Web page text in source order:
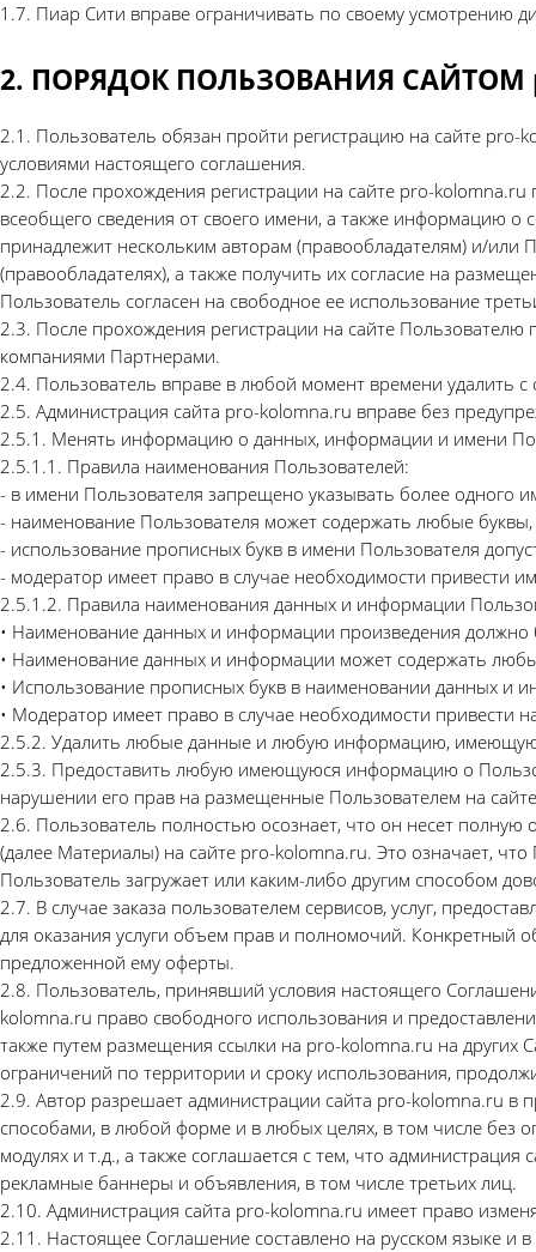
1.7. Пиар Сити вправе ограничивать по своему усмотрению
2. ПОРЯДОК ПОЛЬЗОВАНИЯ САЙТОМ
2.1. Пользователь обязан пройти регистрацию на сайте pro-
условиями настоящего соглашения.
2.2. После прохождения регистрации на сайте pro-
всеобщего сведения от своего имени, а также информацию
принадлежит нескольким авторам (правообладателям) и/или
(правообладателях), а также получить их согласие на
Пользователь согласен на свободное ее использование
2.3. После прохождения регистрации на сайте Пользователю
компаниями Партнерами.
2.4. Пользователь вправе в любой момент времени удалить
2.5. Администрация сайта pro-kolomna.ru вправе без
2.5.1. Менять информацию о данных, информации и имени
2.5.1.1. Правила наименования Пользователей:
- в имени Пользователя запрещено указывать более
- наименование Пользователя может содержать любые буквы,
- использование прописных букв в имени Пользователя
- модератор имеет право в случае необходимости привести
2.5.1.2. Правила наименования данных и информации
• Наименование данных и информации произведения
• Наименование данных и информации может содержать
• Использование прописных букв в наименовании данных и
• Модератор имеет право в случае необходимости
2.5.2. Удалить любые данные и любую информацию,
2.5.3. Предоставить любую имеющуюся информацию о
нарушении его прав на размещенные Пользователем на
2.6. Пользователь полностью осознает, что он несет
(далее Материалы) на сайте pro-kolomna.ru. Это означает,
Пользователь загружает или каким-либо другим способом
2.7. В случае заказа пользователем сервисов, услуг,
для оказания услуги объем прав и полномочий. Конкретный
предложенной ему оферты.
2.8. Пользователь, принявший условия настоящего
kolomna.ru право свободного использования и
также путем размещения ссылки на pro-kolomna.ru на других
ограничений по территории и сроку использования,
2.9. Автор разрешает администрации сайта pro-kolomna.ru в
способами, в любой форме и в любых целях, в том числе без
модулях и т.д., а также соглашается с тем, что
рекламные баннеры и объявления, в том числе третьих лиц.
2.10. Администрация сайта pro-kolomna.ru имеет право
2.11. Настоящее Соглашение составлено на русском языке и